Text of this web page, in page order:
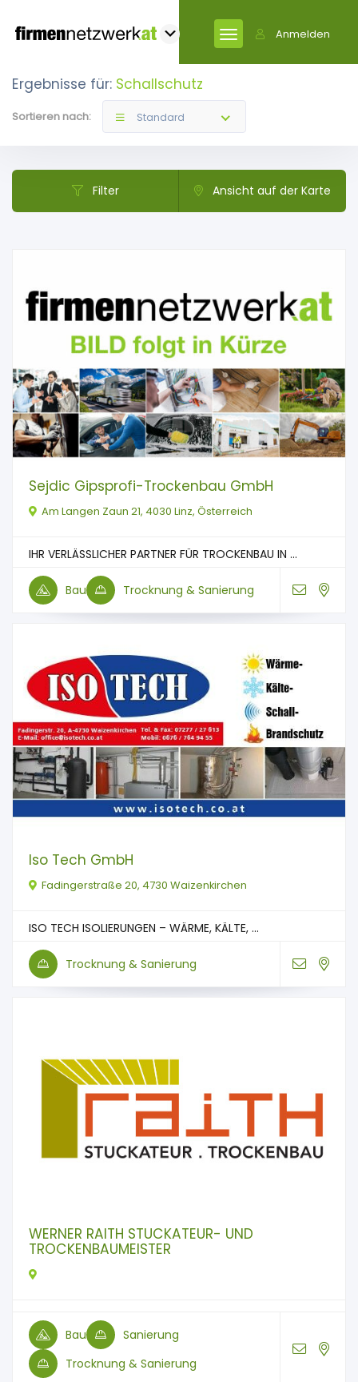
Anmelden
Ergebnisse für: Schallschutz
Sortieren nach: Standard
Filter Ansicht auf der Karte
Sejdic Gipsprofi-Trockenbau GmbH
Am Langen Zaun 21, 4030 Linz, Österreich
IHR VERLÄSSLICHER PARTNER FÜR TROCKENBAU IN ...
Bau Trocknung & Sanierung
Iso Tech GmbH
Fadingerstraße 20, 4730 Waizenkirchen
ISO TECH ISOLIERUNGEN – WÄRME, KÄLTE, ...
Trocknung & Sanierung
WERNER RAITH STUCKATEUR- UND
TROCKENBAUMEISTER
Bau
Sanierung
Trocknung & Sanierung